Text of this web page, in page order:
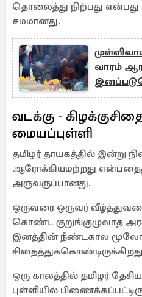
தொலைத்து நிற்பது
சமமானது.
வாரம்
வடக்கு -
மையப்புள்ளி
தமிழர் தாயகத்தில் இன்று
ஆரோக்கியமற்றது
அருவருப்பானது.
ஒருவரை ஒருவர்
கொண்ட குறுங்குழுவாத
இனத்தின் நீண்டகால
ஒரு காலத்தில் தமிழர்
புள்ளியில்